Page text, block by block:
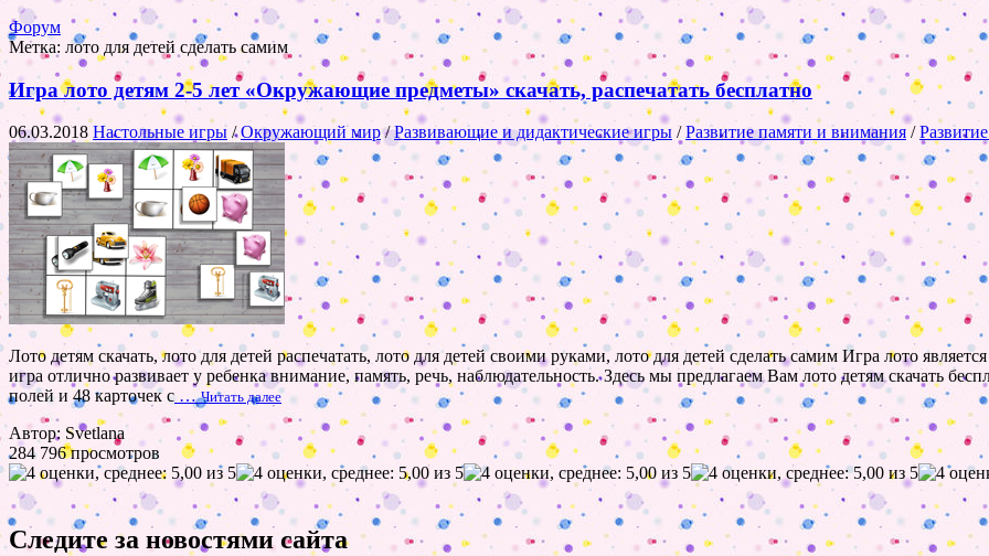
Форум
Метка: лото для детей сделать самим
Игра лото детям 2-5 лет «Окружающие предметы» скачать, распечатать бесплатно
06.03.2018 Настольные игры /Окружающий мир/Развивающие и дидактические игры /Развитие памяти и внимания /
Лото детям скачать, лото для детей распечатать, лото для детей своими руками, лото для детей сделать самим Игра лото
игра отлично развивает у ребенка внимание, память, речь, наблюдательность. Здесь мы предлагаем Вам лото детям скачать
полей и 48 карточек с …Читать далее
Автор: Svetlana
284 796 просмотров
Следите за новостями сайта